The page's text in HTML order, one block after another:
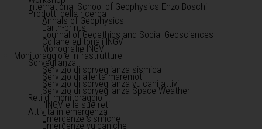
International School of Geophysics Enzo Boschi
Prodotti della ricerca
Annals of Geophysics
Earth-prints
Journal of Geoethics and Social Geosciences
Collane editoriali INGV
Monografie INGV
Monitoraggio e infrastrutture
Sorveglianza
Servizio di sorveglianza sismica
Servizio di allerta maremoti
Servizio di sorveglianza vulcani attivi
Servizio di sorveglianza Space Weather
Reti di monitoraggio
l'INGV e le sue reti
Attività in emergenza
Emergenze sismiche
Emergenze vulcaniche